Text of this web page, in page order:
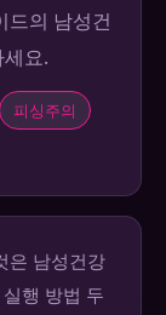
드의 남성건
요.
피싱주의
은 남성건강
행 방법 두